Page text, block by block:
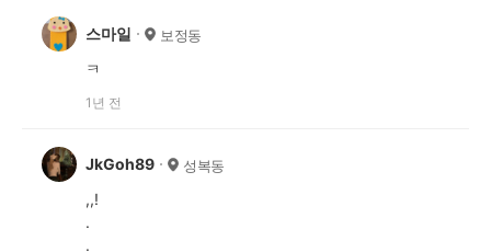
스마일 보정동
ㅋ
1년 전
JkGoh89 성복동
,,!
.
.